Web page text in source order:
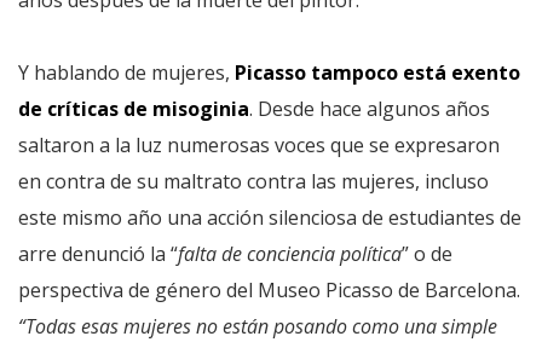
Y hablando de mujeres, Picasso tampoco está exento
de críticas de misoginia. Desde hace algunos años
saltaron a la luz numerosas voces que se expresaron
en contra de su maltrato contra las mujeres, incluso
este mismo año una acción silenciosa de estudiantes de
arre denunció la “falta de conciencia política” o de
perspectiva de género del Museo Picasso de Barcelona.
“Todas esas mujeres no están posando como una simple